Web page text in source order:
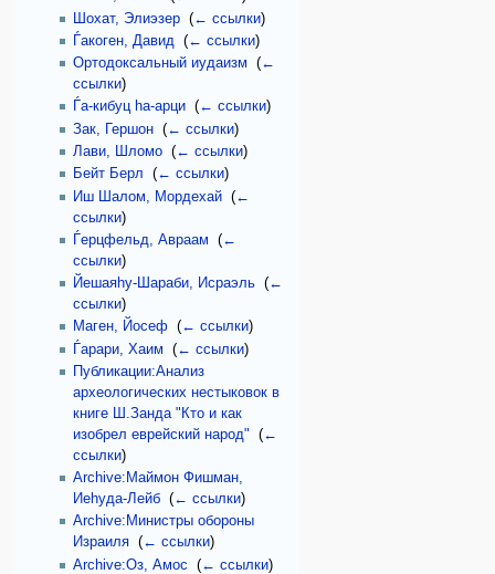
Шохат, Элиэзер ‎(← ссылки)
Ѓакоген, Давид ‎(← ссылки)
Ортодоксальный иудаизм ‎(←
ссылки)
Ѓа-кибуц hа-арци ‎(← ссылки)
Зак, Гершон ‎(← ссылки)
Лави, Шломо ‎(← ссылки)
Бейт Берл ‎(← ссылки)
Иш Шалом, Мордехай ‎(←
ссылки)
Ѓерцфельд, Авраам ‎(←
ссылки)
Йешаяhу-Шараби, Исраэль ‎(←
ссылки)
Маген, Йосеф ‎(← ссылки)
Ѓарари, Хаим ‎(← ссылки)
Публикации:Анализ
археологических нестыковок в
книге Ш.Занда "Кто и как
изобрел еврейский народ" ‎(←
ссылки)
Archive:Маймон Фишман,
Иеhуда-Лейб ‎(← ссылки)
Archive:Министры обороны
Израиля ‎(← ссылки)
Archive:Оз, Амос ‎(← ссылки)